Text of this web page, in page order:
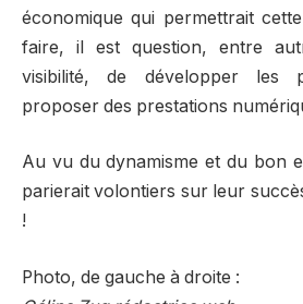
économique qui permettrait
faire, il est question, entre
visibilité, de développer les
proposer des prestations
Au vu du dynamisme et du bon
parierait volontiers sur leur
!
Photo, de gauche à droite :